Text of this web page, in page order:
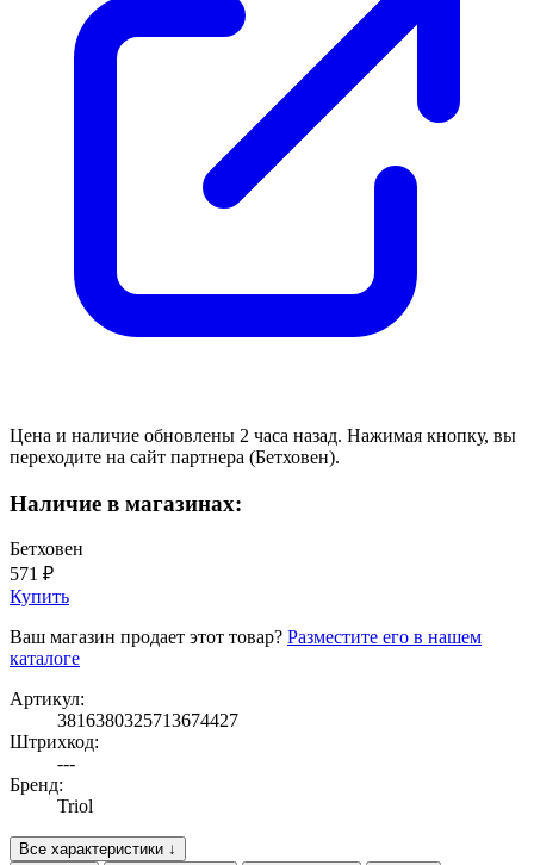
Цена и наличие обновлены 2 часа назад. Нажимая кнопку, вы
переходите на сайт партнера (Бетховен).
Наличие в магазинах:
Бетховен
571 ₽
Купить
Ваш магазин продает этот товар? Разместите его в нашем
каталоге
Артикул:
3816380325713674427
Штрихкод:
---
Бренд:
Triol
Все характеристики ↓